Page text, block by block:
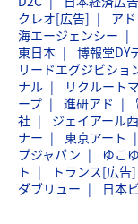
クレオ[広告]
ア
海エージェンシー
東日本
博報堂DY
リードエグジビショ
ナル
リクルート
ープ
進研アド
社
ジェイアール
ナー
東京アート
プジャパン
ゆこ
ト
トランス[広告]
ダブリュー
日本